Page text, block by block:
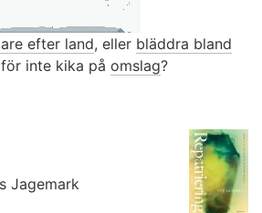
efter land, eller bläddra bland
inte kika på omslag?
Jagemark